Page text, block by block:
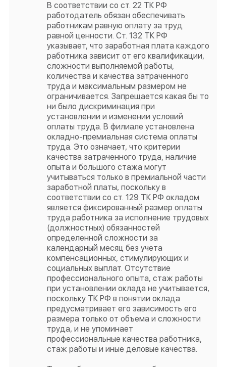
В соответствии со ст. 22 ТК РФ
работодатель обязан обеспечивать
работникам равную оплату за труд
равной ценности. Ст. 132 ТК РФ
указывает, что заработная плата каждого
работника зависит от его квалификации,
сложности выполняемой работы,
количества и качества затраченного
труда и максимальным размером не
ограничивается. Запрещается какая бы то
ни было дискриминация при
установлении и изменении условий
оплаты труда. В филиале установлена
окладно-премиальная система оплаты
труда. Это означает, что критерии
качества затраченного труда, наличие
опыта и большого стажа могут
учитываться только в премиальной части
заработной платы, поскольку в
соответствии со ст. 129 ТК РФ окладом
является фиксированный размер оплаты
труда работника за исполнение трудовых
(должностных) обязанностей
определенной сложности за
календарный месяц без учета
компенсационных, стимулирующих и
социальных выплат. Отсутствие
профессионального опыта, стаж работы
при установлении оклада не учитывается,
поскольку ТК РФ в понятии оклада
предусматривает его зависимость его
размера только от объема и сложности
труда, и не упоминает
профессиональные качества работника,
стаж работы и иные деловые качества.